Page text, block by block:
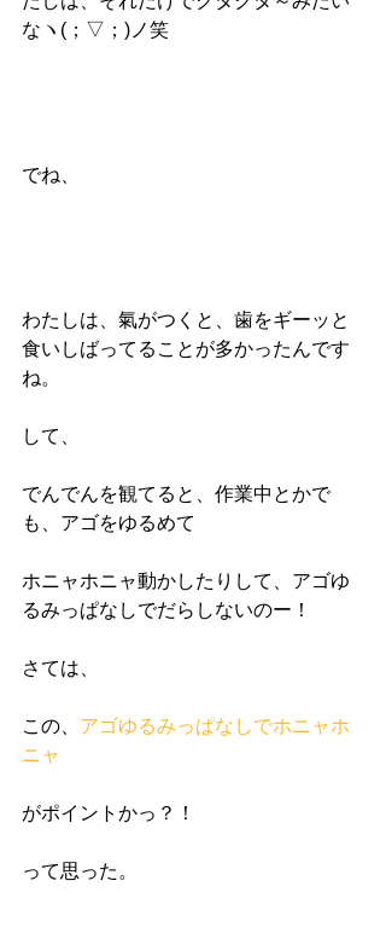
なヽ(；▽；)ノ笑
でね、
わたしは、氣がつくと、歯をギーッと
食いしばってることが多かったんです
ね。
して、
でんでんを観てると、作業中とかで
も、アゴをゆるめて
ホニャホニャ動かしたりして、アゴゆ
るみっぱなしでだらしないのー！
さては、
この、 アゴゆるみっぱなしでホニャホ
ニャ
がポイントかっ？！
って思った。